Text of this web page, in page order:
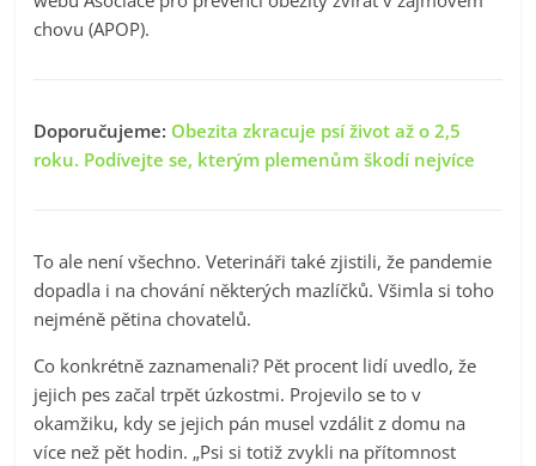
chovu (APOP).
Doporučujeme: Obezita zkracuje psí život až o 2,5
roku. Podívejte se, kterým plemenům škodí nejvíce
To ale není všechno. Veterináři také zjistili, že pandemie
dopadla i na chování některých mazlíčků. Všimla si toho
nejméně pětina chovatelů.
Co konkrétně zaznamenali? Pět procent lidí uvedlo, že
jejich pes začal trpět úzkostmi. Projevilo se to v
okamžiku, kdy se jejich pán musel vzdálit z domu na
více než pět hodin. „Psi si totiž zvykli na přítomnost